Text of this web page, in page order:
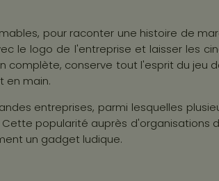
pour raconter une histoire de
le logo de l'entreprise et laisser les
conserve tout l'esprit du jeu
en main.
entreprises, parmi lesquelles
popularité auprès d'organisations
un gadget ludique.